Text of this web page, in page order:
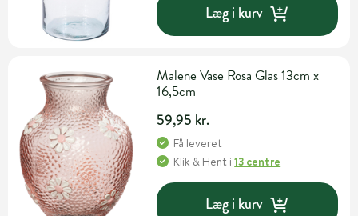
Læg i kurv
Malene Vase Rosa Glas 13cm x
16,5cm
59,95 kr.
Få leveret
Klik & Hent i13 centre
Læg i kurv